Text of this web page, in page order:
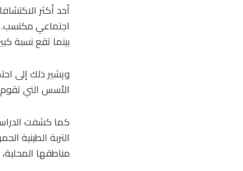
أحد أكثر
اجتماعي مكتسب.
بينما تقع نسبة
ويشير ذلك إلى
الأسس التي تقوم
كما كشفت
التربة الطينية
مناطقها